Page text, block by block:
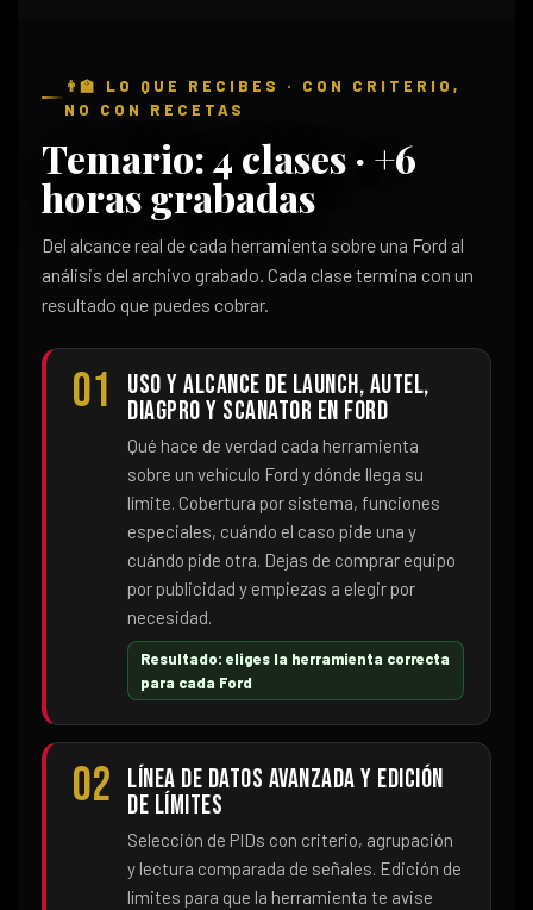
👨‍🏫 LO QUE RECIBES · CON CRITERIO,
NO CON RECETAS
Temario: 4 clases · +6
horas grabadas
Del alcance real de cada herramienta sobre una Ford al
análisis del archivo grabado. Cada clase termina con un
resultado que puedes cobrar.
01
Uso y alcance de Launch, Autel,
DiagPro y Scanator en Ford
Qué hace de verdad cada herramienta
sobre un vehículo Ford y dónde llega su
límite. Cobertura por sistema, funciones
especiales, cuándo el caso pide una y
cuándo pide otra. Dejas de comprar equipo
por publicidad y empiezas a elegir por
necesidad.
Resultado: eliges la herramienta correcta
para cada Ford
02 Línea de datos avanzada y edición
de límites
Selección de PIDs con criterio, agrupación
y lectura comparada de señales. Edición de
límites para que la herramienta te avise